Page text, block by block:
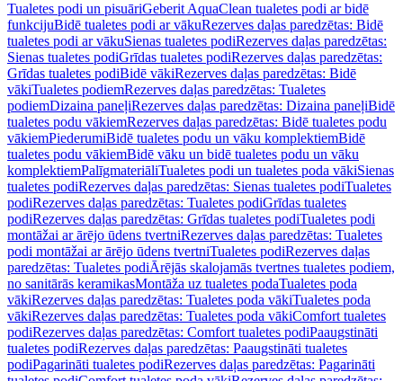
Tualetes podi un pisuāriGeberit AquaClean tualetes podi ar bidē
funkcijuBidē tualetes podi ar vākuRezerves daļas paredzētas: Bidē
tualetes podi ar vākuSienas tualetes podiRezerves daļas paredzētas:
Sienas tualetes podiGrīdas tualetes podiRezerves daļas paredzētas:
Grīdas tualetes podiBidē vākiRezerves daļas paredzētas: Bidē
vākiTualetes podiemRezerves daļas paredzētas: Tualetes
podiemDizaina paneļiRezerves daļas paredzētas: Dizaina paneļiBidē
tualetes podu vākiemRezerves daļas paredzētas: Bidē tualetes podu
vākiemPiederumiBidē tualetes podu un vāku komplektiemBidē
tualetes podu vākiemBidē vāku un bidē tualetes podu un vāku
komplektiemPalīgmateriāliTualetes podi un tualetes poda vākiSienas
tualetes podiRezerves daļas paredzētas: Sienas tualetes podiTualetes
podiRezerves daļas paredzētas: Tualetes podiGrīdas tualetes
podiRezerves daļas paredzētas: Grīdas tualetes podiTualetes podi
montāžai ar ārējo ūdens tvertniRezerves daļas paredzētas: Tualetes
podi montāžai ar ārējo ūdens tvertniTualetes podiRezerves daļas
paredzētas: Tualetes podiĀrējās skalojamās tvertnes tualetes podiem,
no sanitārās keramikasMontāža uz tualetes podaTualetes poda
vākiRezerves daļas paredzētas: Tualetes poda vākiTualetes poda
vākiRezerves daļas paredzētas: Tualetes poda vākiComfort tualetes
podiRezerves daļas paredzētas: Comfort tualetes podiPaaugstināti
tualetes podiRezerves daļas paredzētas: Paaugstināti tualetes
podiPagarināti tualetes podiRezerves daļas paredzētas: Pagarināti